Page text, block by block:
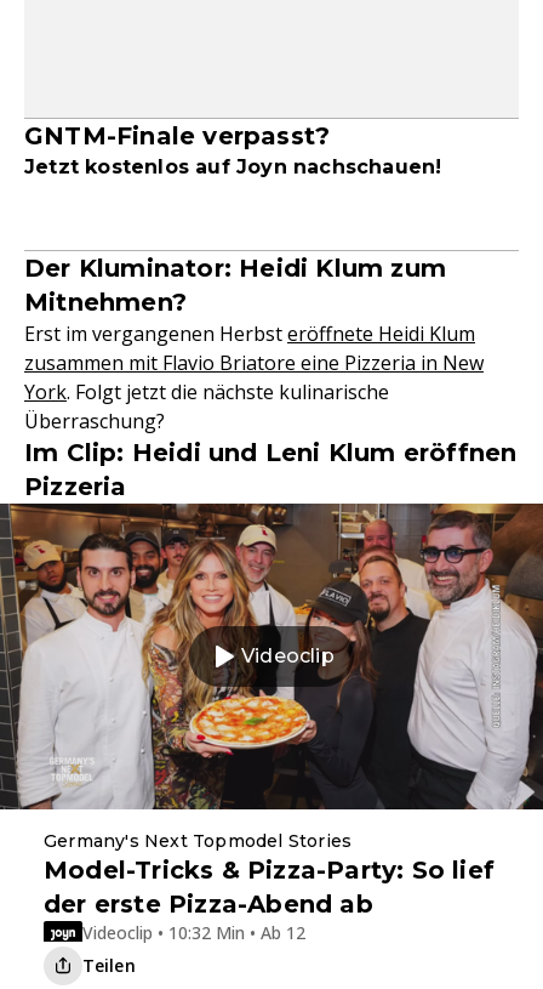
GNTM-Finale verpasst?
Jetzt kostenlos auf Joyn nachschauen!
Der Kluminator: Heidi Klum zum
Mitnehmen?
Erst im vergangenen Herbsteröffnete Heidi Klum
zusammen mit Flavio Briatore eine Pizzeria in New
York. Folgt jetzt die nächste kulinarische
Überraschung?
Im Clip: Heidi und Leni Klum eröffnen
Pizzeria
Videoclip
Germany's Next Topmodel Stories
Model-Tricks & Pizza-Party: So lief
der erste Pizza-Abend ab
Videoclip • 10:32 Min • Ab 12
Teilen